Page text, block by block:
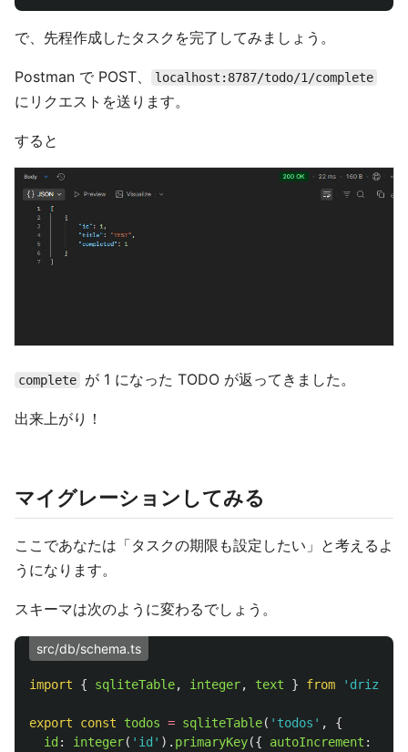
で、先程作成したタスクを完了してみましょう。
Postman で POST、 localhost:8787/todo/1/complete
にリクエストを送ります。
すると
complete が 1 になった TODO が返ってきました。
出来上がり！
マイグレーションしてみる
ここであなたは「タスクの期限も設定したい」と考えるよ
うになります。
スキーマは次のように変わるでしょう。
src/db/schema.ts
import { sqliteTable, integer, text } from '
export const todos = sqliteTable( ' todos ' ,
{
id: integer( ' id ' ). primaryKey({ autoIncrement :